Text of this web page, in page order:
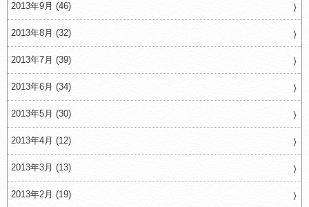
2013年9月 (46)
2013年8月 (32)
2013年7月 (39)
2013年6月 (34)
2013年5月 (30)
2013年4月 (12)
2013年3月 (13)
2013年2月 (19)